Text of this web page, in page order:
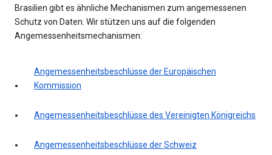
Brasilien gibt es ähnliche Mechanismen zum angemessenen
Schutz von Daten. Wir stützen uns auf die folgenden
Angemessenheitsmechanismen:
Angemessenheitsbeschlüsse der Europäischen
Kommission
Angemessenheitsbeschlüsse des Vereinigten Königreichs
Angemessenheitsbeschlüsse der Schweiz